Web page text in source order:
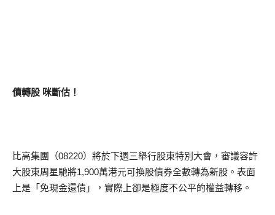
債轉股 咪斷估！
比高集團（08220）將於下週三舉行股東特別大會，審議容許
大股東周星馳將1,900萬港元可換股債券全數轉為新股。表面
上是「免現金還債」，實際上卻是極度不公平的權益轉移。